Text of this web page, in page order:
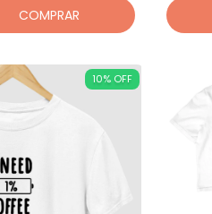
COMPRAR
10% OFF